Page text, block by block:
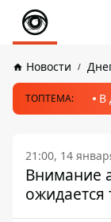
Новости
ТОПТЕМА: В
21:00, 14
Внимание
ожидается